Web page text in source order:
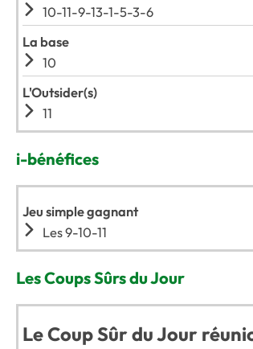
10-11-9-13-1-5-3-6
La base
10
L'Outsider(s)
11
i-bénéfices
Jeu simple gagnant
Les 9-10-11
Les Coups Sûrs du Jour
Le Coup Sûr du Jour